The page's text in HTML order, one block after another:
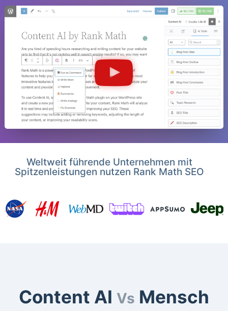
Weltweit führende Unternehmen mit
Spitzenleistungen nutzen Rank Math SEO
Content AI Vs Mensch